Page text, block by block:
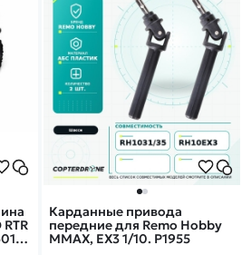
Карданные привода
передние для Remo Hobby
MMAX, EX3 1/10. P1955